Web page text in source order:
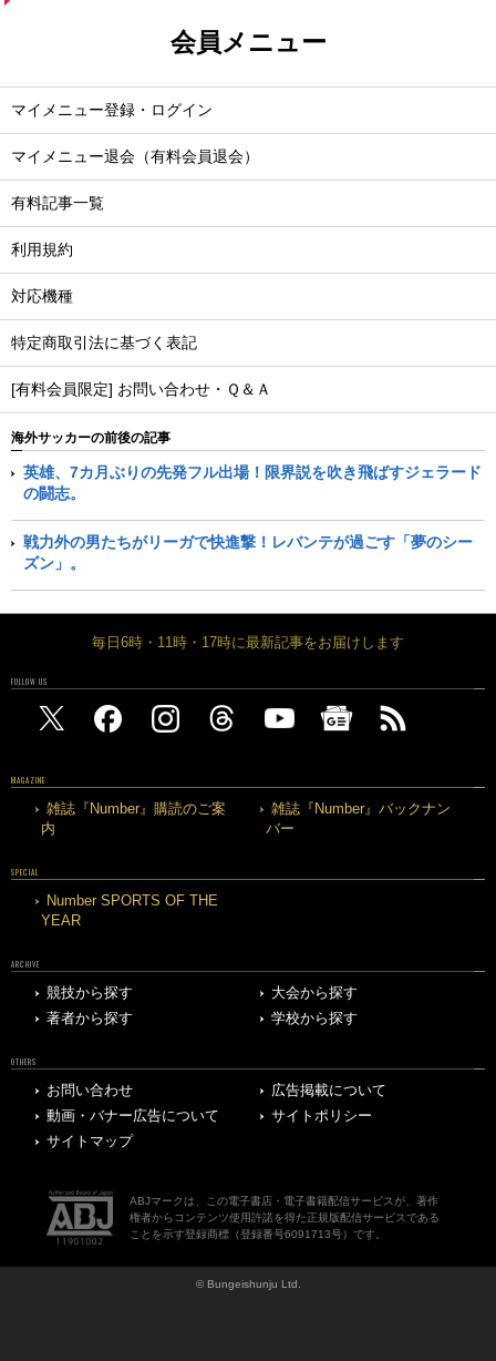
会員メニュー
マイメニュー登録・ログイン
マイメニュー退会（有料会員退会）
有料記事一覧
利用規約
対応機種
特定商取引法に基づく表記
[有料会員限定] お問い合わせ・Ｑ＆Ａ
海外サッカーの前後の記事
英雄、7カ月ぶりの先発フル出場！限界説を吹き飛ばすジェラード
の闘志。
戦力外の男たちがリーガで快進撃！レバンテが過ごす「夢のシー
ズン」。
毎日6時・11時・17時に最新記事をお届けします
FOLLOW US
MAGAZINE
雑誌『Number』購読のご案
内
雑誌『Number』バックナン
バー
SPECIAL
Number SPORTS OF THE
YEAR
ARCHIVE
競技から探す
大会から探す
著者から探す
学校から探す
OTHERS
お問い合わせ
広告掲載について
動画・バナー広告について
サイトポリシー
サイトマップ
ABJマークは、この電子書店・電子書籍配信サービスが、著作
権者からコンテンツ使用許諾を得た正規版配信サービスである
ことを示す登録商標（登録番号6091713号）です。
© Bungeishunju Ltd.